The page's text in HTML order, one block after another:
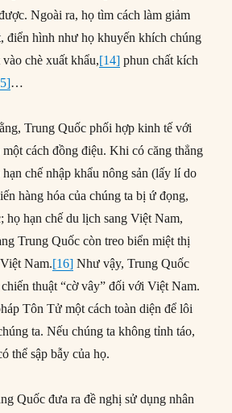
Ngoài ra, họ tìm cách làm giảm
điển hình như họ khuyến khích chúng
chè xuất khẩu,[14] phun chất kích
…
Trung Quốc phối hợp kinh tế với
cách đồng điệu. Khi có căng thẳng
chế nhập khẩu nông sản (lấy lí do
hàng hóa của chúng ta bị ứ đọng,
họ hạn chế du lịch sang Việt Nam,
Trung Quốc còn treo biển miệt thị
Nam.[16] Như vậy, Trung Quốc
thuật “cờ vây” đối với Việt Nam.
Tôn Tử một cách toàn diện để lôi
ta. Nếu chúng ta không tỉnh táo,
thể sập bẫy của họ.
Quốc đưa ra đề nghị sử dụng nhân